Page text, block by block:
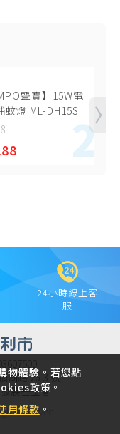
聲寶】15W電
蚊燈 ML-DH15S
24小時線上客
服
湖路 26-3 號
展基金會
reserved.
物體驗。若您點
政策。
用條款 。